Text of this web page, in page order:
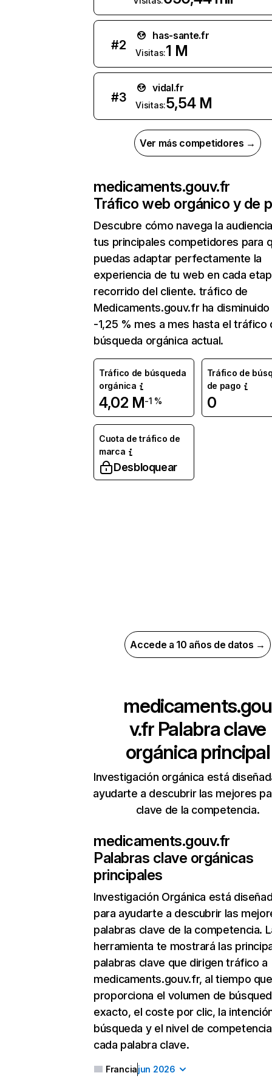
#2
has-sante.fr
Visitas:1 M
#3
vidal.fr
Visitas:5,54 M
Ver más competidores →
medicaments.gouv.fr
Tráfico web orgánico y de
Descubre cómo navega la
tus principales competidores para
puedas adaptar perfectamente la
experiencia de tu web en cada
recorrido del cliente. tráfico de
Medicaments.gouv.fr ha disminuido
-1,25 % mes a mes hasta el tráfico
búsqueda orgánica actual.
Tráfico de búsqueda
orgánica
4,02 M-1 %
Tráfico de
de pago
0
Cuota de tráfico de
marca
Desbloquear
Accede a 10 años de datos →
medicaments.gou
v.frPalabra clave
orgánica principal
Investigación orgánica está
ayudarte a descubrir las mejores
clave de la competencia.
medicaments.gouv.fr
Palabras clave orgánicas
principales
Investigación Orgánica está
para ayudarte a descubrir las
palabras clave de la competencia.
herramienta te mostrará las
palabras clave que dirigen tráfico a
medicaments.gouv.fr, al tiempo
proporciona el volumen de
exacto, el coste por clic, la
búsqueda y el nivel de
cada palabra clave.
Franciajun 2026